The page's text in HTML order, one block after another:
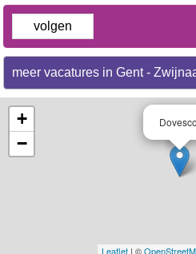
volgen
meer vacatures in Gent -
Dovesco
+
−
Leaflet | ©